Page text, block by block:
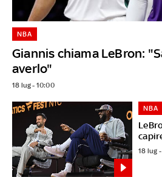
Giannis chiama LeBron:
averlo"
NBA
18 lug - 10:00
NBA
18 lug